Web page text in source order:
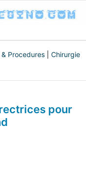
Procedures
Chirurgie
pour